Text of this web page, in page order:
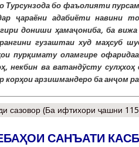
Турсунзода бо фаъолияти
ҷараёни адабиёти навини
дониши ҳамаҷониба, ба
гузаштаи худ маҳсуб
пурқимату оламгире
некбин ва ватандўсту
корҳои арзишмандеро ба анҷом
сазовор (Ба ифтихори ҷашни
САНЪАТИ